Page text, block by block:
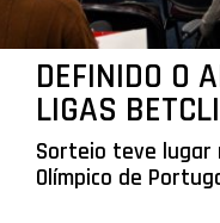
DEFINIDO O
LIGAS
Sorteio teve lugar
Olímpico de